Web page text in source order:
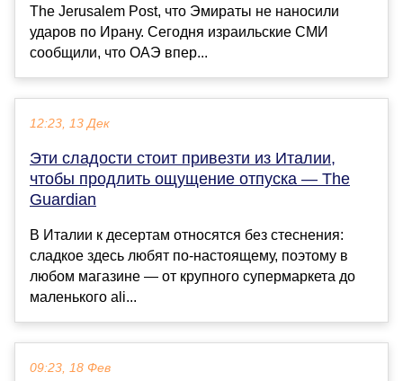
The Jerusalem Post, что Эмираты не наносили
ударов по Ирану. Сегодня израильские СМИ
сообщили, что ОАЭ впер...
12:23, 13 Дек
Эти сладости стоит привезти из Италии,
чтобы продлить ощущение отпуска — The
Guardian
В Италии к десертам относятся без стеснения:
сладкое здесь любят по-настоящему, поэтому в
любом магазине — от крупного супермаркета до
маленького ali...
09:23, 18 Фев